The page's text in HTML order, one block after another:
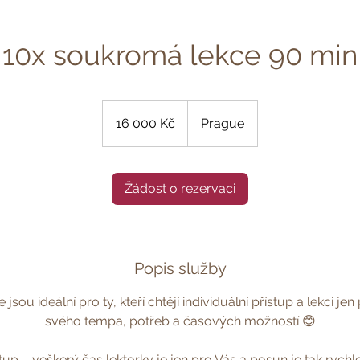
10x soukromá lekce 90 min
korun16 000 Kč Prague
Žádost o rezervaci
Popis služby
jsou ideální pro ty, kteří chtějí individuální přístup a lekci
svého tempa, potřeb a časových možností 😊